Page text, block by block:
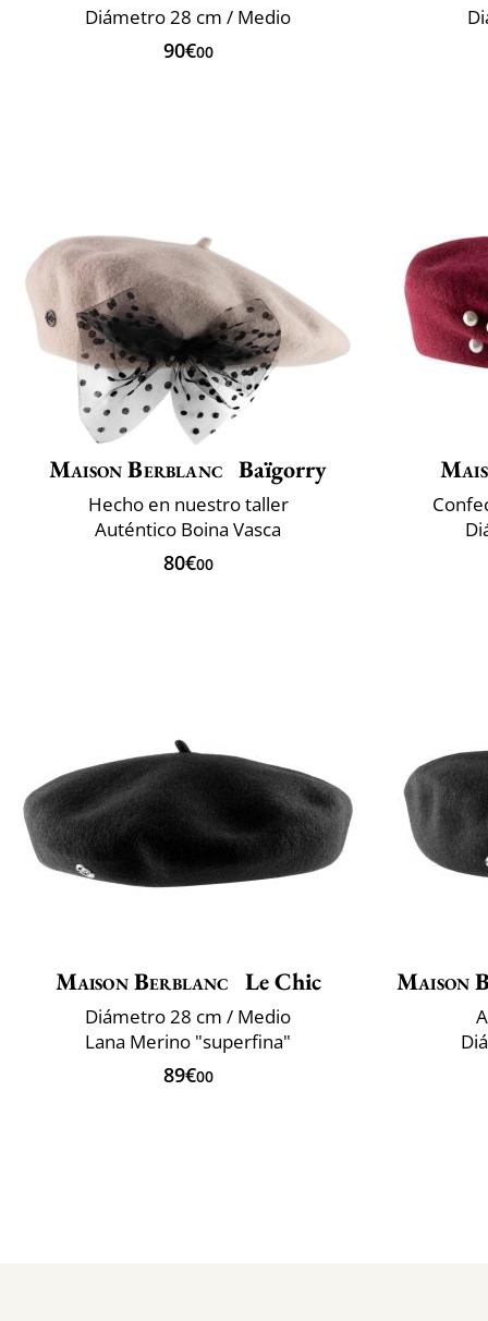
Diámetro 28 cm / Medio
90€00
Maison Berblanc Baïgorry
Hecho en nuestro taller
Auténtico Boina Vasca
80€00
Maison Berblanc Le Chic
Diámetro 28 cm / Medio
Lana Merino "superfina"
89€00
Maison